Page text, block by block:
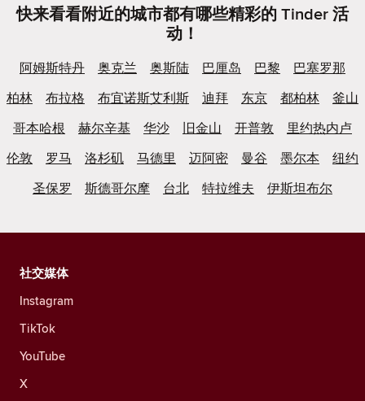
快来看看附近的城市都有哪些精彩的 Tinder 活
动！
阿姆斯特丹 奥克兰 奥斯陆 巴厘岛 巴黎
巴塞罗那
柏林
布拉格 布宜诺斯艾利斯 迪拜 东京 都柏林
釜山
哥本哈根
赫尔辛基 华沙 旧金山 开普敦
里约热内卢
伦敦
罗马 洛杉矶 马德里 迈阿密 曼谷 墨尔本
纽约
圣保罗
斯德哥尔摩 台北 特拉维夫 伊斯坦布尔
社交媒体
Instagram
TikTok
YouTube
X